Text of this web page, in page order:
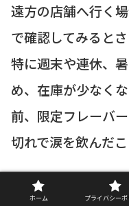
遠方の店舗へ行く
で確認してみるとさ
特に週末や連休、
め、在庫が少なく
前、限定フレーバ
切れで涙を飲んだ
次の見出しでは、
ホーム プライバシーポ